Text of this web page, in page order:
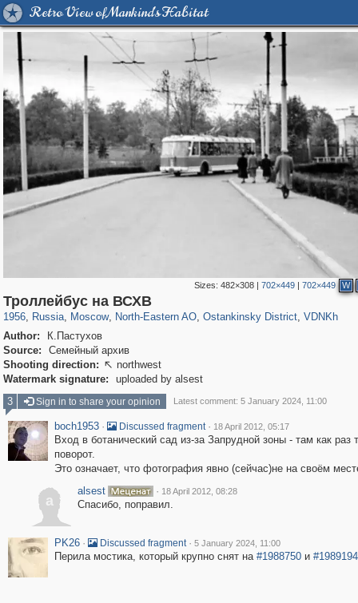
Retro View of Mankind's Habitat
Sizes: 482×308| 702×449| 702×449 W
Троллейбус на ВСХВ
1956, Russia
1,407,206 29,248
, Moscow
319,878 8,286
, North-Eastern AO
24,495 250
, Ostankinsky District, VDNKh
Author:
К.Пастухов
Source:
Семейный архив
Shooting direction:  northwest
Watermark signature:
uploaded by alsest
3
Sign in to share your opinion Latest comment: 5 January 2024, 11:00
boch1953 · Discussed fragment · 18 April 2012, 05:17
Вход в ботанический сад из-за Запрудной зоны - там как раз
поворот.
Это означает, что фотография явно (сейчас)не на своём
a
alsest · 18 April 2012, 08:28
Спасибо, поправил.
PK26 · Discussed fragment · 5 January 2024, 11:00
Перила мостика, который крупно снят на #1988750и #1989194